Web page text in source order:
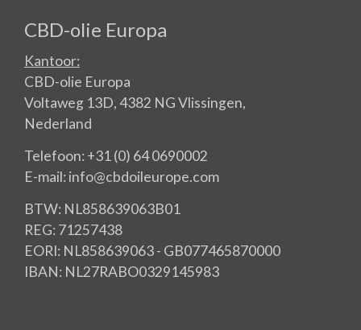
CBD-olie Europa
Kantoor:
CBD-olie Europa
Voltaweg 13D, 4382 NG Vlissingen,
Nederland
Telefoon: +31 (0) 64 0690002
E-mail: info@cbdoileurope.com
BTW: NL858639063B01
REG: 71257438
EORI: NL858639063 - GB077465870000
IBAN: NL27RABO0329145983